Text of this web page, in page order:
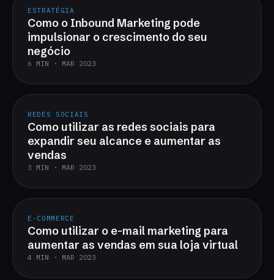
ESTRATÉGIA
Como o Inbound Marketing pode
impulsionar o crescimento do seu
negócio
6 MIN · MAR 2023
REDES SOCIAIS
Como utilizar as redes sociais para
expandir seu alcance e aumentar as
vendas
3 MIN · MAR 2023
E-COMMERCE
Como utilizar o e-mail marketing para
aumentar as vendas em sua loja virtual
4 MIN · MAR 2023